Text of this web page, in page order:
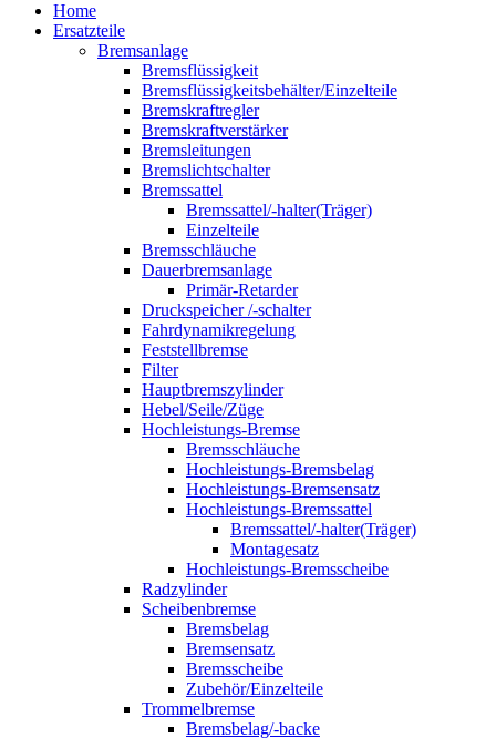
Home
Ersatzteile
Bremsanlage
Bremsflüssigkeit
Bremsflüssigkeitsbehälter/Einzelteile
Bremskraftregler
Bremskraftverstärker
Bremsleitungen
Bremslichtschalter
Bremssattel
Bremssattel/-halter(Träger)
Einzelteile
Bremsschläuche
Dauerbremsanlage
Primär-Retarder
Druckspeicher /-schalter
Fahrdynamikregelung
Feststellbremse
Filter
Hauptbremszylinder
Hebel/Seile/Züge
Hochleistungs-Bremse
Bremsschläuche
Hochleistungs-Bremsbelag
Hochleistungs-Bremsensatz
Hochleistungs-Bremssattel
Bremssattel/-halter(Träger)
Montagesatz
Hochleistungs-Bremsscheibe
Radzylinder
Scheibenbremse
Bremsbelag
Bremsensatz
Bremsscheibe
Zubehör/Einzelteile
Trommelbremse
Bremsbelag/-backe